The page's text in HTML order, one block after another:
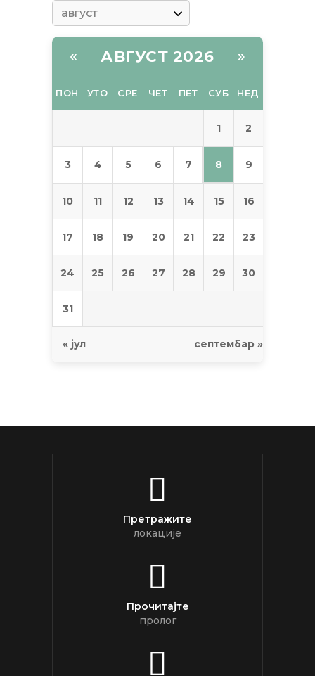
« АВГУСТ 2026 »
ПОН УТО СРЕ ЧЕТ ПЕТ СУБ НЕД
1 2
3 4 5 6 7 8 9
10 11 12 13 14 15 16
17 18 19 20 21 22 23
24 25 26 27 28 29 30
31
« јул септембар »
Претражите
локације
Прочитајте
пролог